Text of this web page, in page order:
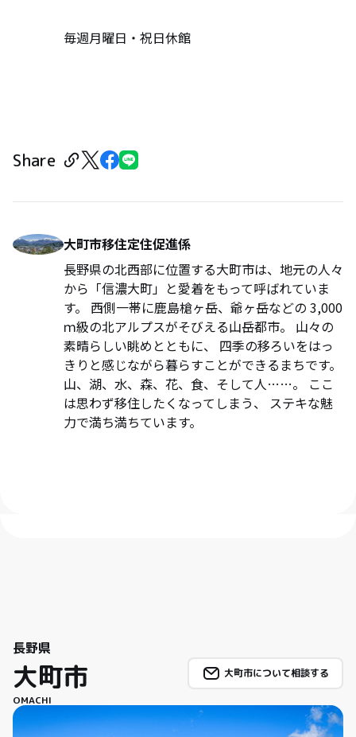
毎週月曜日・祝日休館
Share
大町市移住定住促進係
長野県の北西部に位置する大町市は、地元の人々
から「信濃大町」と愛着をもって呼ばれていま
す。 西側一帯に鹿島槍ヶ岳、爺ヶ岳などの 3,000
ｍ級の北アルプスがそびえる山岳都市。 山々の
素晴らしい眺めとともに、 四季の移ろいをはっ
きりと感じながら暮らすことができるまちです。
山、湖、水、森、花、食、そして人……。 ここ
は思わず移住したくなってしまう、 ステキな魅
力で満ち満ちています。
長野県
大町市
OMACHI
大町市について相談する